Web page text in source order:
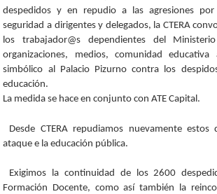
despedidos y en repudio a las agresiones
seguridad a dirigentes y delegados, la CTERA
los trabajador@s dependientes del
organizaciones, medios, comunidad
simbólico al Palacio Pizurno contra los
educación.
La medida se hace en conjunto con ATE Capital.
Desde CTERA repudiamos nuevamente
ataque e la educación pública.
Exigimos la continuidad de los 2600
Formación Docente, como así también la